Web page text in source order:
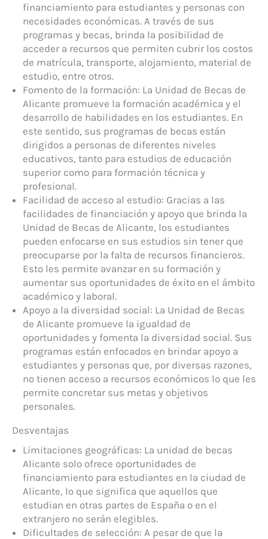
financiamiento para estudiantes y personas con
necesidades económicas. A través de sus
programas y becas, brinda la posibilidad de
acceder a recursos que permiten cubrir los costos
de matrícula, transporte, alojamiento, material de
estudio, entre otros.
Fomento de la formación: La Unidad de Becas de
Alicante promueve la formación académica y el
desarrollo de habilidades en los estudiantes. En
este sentido, sus programas de becas están
dirigidos a personas de diferentes niveles
educativos, tanto para estudios de educación
superior como para formación técnica y
profesional.
Facilidad de acceso al estudio: Gracias a las
facilidades de financiación y apoyo que brinda la
Unidad de Becas de Alicante, los estudiantes
pueden enfocarse en sus estudios sin tener que
preocuparse por la falta de recursos financieros.
Esto les permite avanzar en su formación y
aumentar sus oportunidades de éxito en el ámbito
académico y laboral.
Apoyo a la diversidad social: La Unidad de Becas
de Alicante promueve la igualdad de
oportunidades y fomenta la diversidad social. Sus
programas están enfocados en brindar apoyo a
estudiantes y personas que, por diversas razones,
no tienen acceso a recursos económicos lo que les
permite concretar sus metas y objetivos
personales.
Desventajas
Limitaciones geográficas: La unidad de becas
Alicante solo ofrece oportunidades de
financiamiento para estudiantes en la ciudad de
Alicante, lo que significa que aquellos que
estudian en otras partes de España o en el
extranjero no serán elegibles.
Dificultades de selección: A pesar de que la